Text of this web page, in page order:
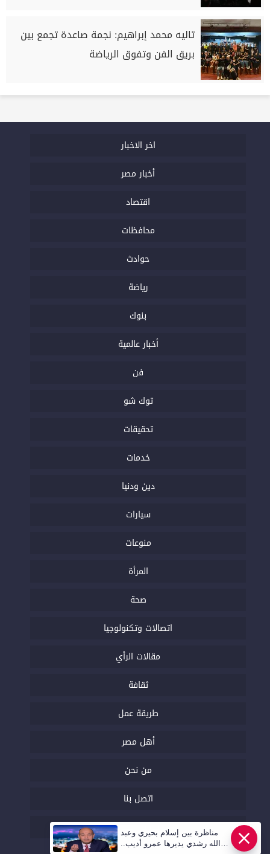
تاليه محمد إبراهيم: نجمة صاعدة تجمع بين
بريق الفن وتفوق الرياضة
اخر الاخبار
أخبار مصر
اقتصاد
محافظات
حوادث
رياضة
بنوك
أخبار عالمية
فن
توك شو
تحقيقات
خدمات
دين ودنيا
سيارات
منوعات
المرأة
صحة
اتصالات وتكنولوجيا
مقالات الرأي
ثقافة
طريقة عمل
أهل مصر
من نحن
اتصل بنا
السياسة التحريرية
مناظرة بين إسلام بحيري وعبد
الله رشدي يديرها عمرو أديب..